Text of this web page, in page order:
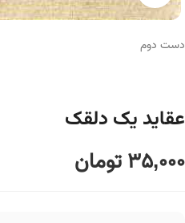
دست دوم
عقاید یک دلقک
35,000تومان